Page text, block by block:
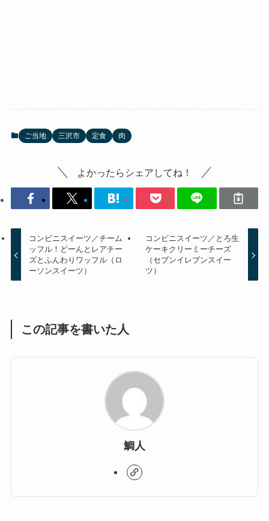
ご当地 三沢市 定食 肉
よかったらシェアしてね！
コンビニスイーツ／チーム
ッフル！どーんとレアチー
ズとふんわりワッフル（ロ
ーソンスイーツ）
コンビニスイーツ／とろ生
ケーキクリーミーチーズ
（セブンイレブンスイー
ツ）
この記事を書いた人
鯛人